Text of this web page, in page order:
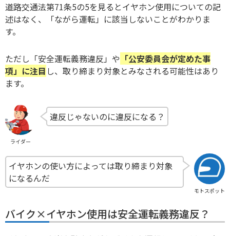
道路交通法第71条5の5を見るとイヤホン使用についての記
述はなく、「ながら運転」に該当しないことがわかりま
す。
ただし「安全運転義務違反」や 「公安委員会が定めた事
項」に注目 し、取り締まり対象とみなされる可能性はあり
ます。
ライダー
違反じゃないのに違反になる？
モトスポット
イヤホンの使い方によっては取り締まり対象
になるんだ
バイク×イヤホン使用は安全運転義務違反？